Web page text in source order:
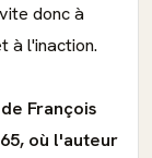
donc à
à l'inaction.
François
où l'auteur